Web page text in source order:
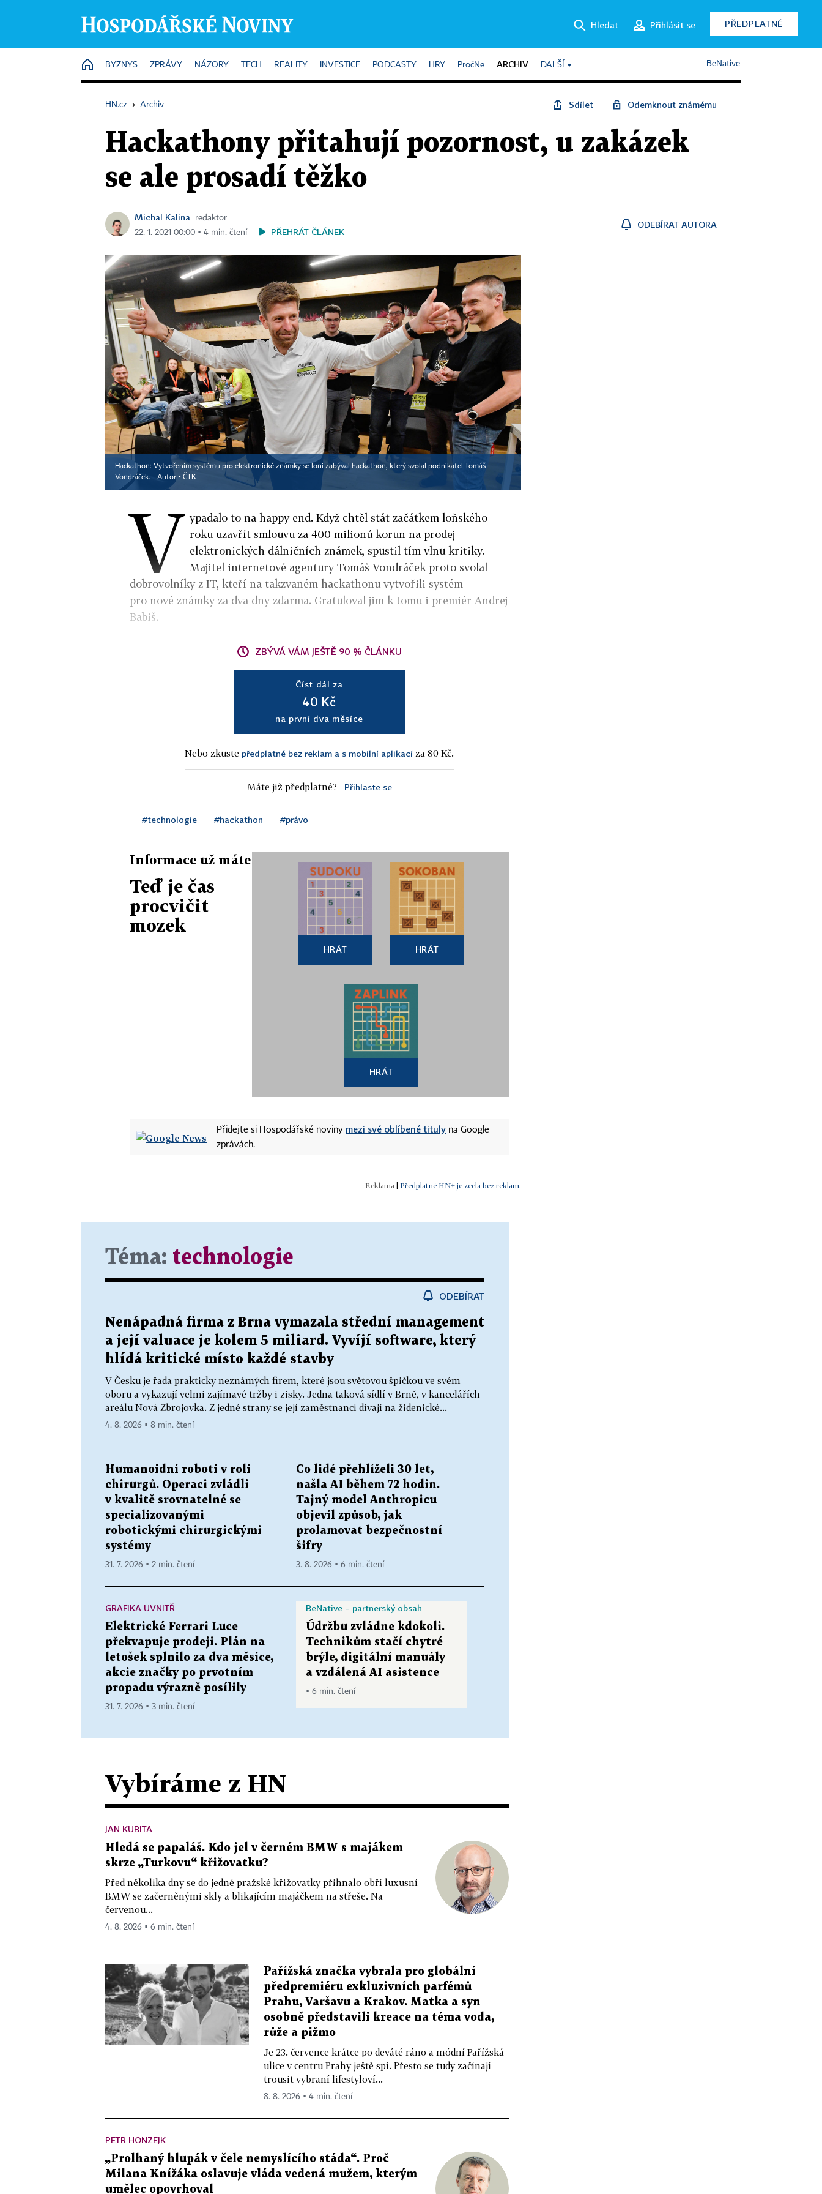
Hledat Přihlásit se PŘEDPLATNÉ
HOME
BYZNYS ZPRÁVY NÁZORY TECH REALITY INVESTICE PODCASTY HRY PročNe ARCHIV DALŠÍ BeNative
HN.cz › Archiv Sdílet Odemknout známému
Hackathony přitahují pozornost, u zakázek
se ale prosadí těžko
Michal Kalina
redaktor
22. 1. 2021 00:00 ▪ 4 min. čtení
PŘEHRÁT ČLÁNEK
ODEBÍRAT AUTORA
Hackathon: Vytvořením systému pro elektronické známky se loni zabýval hackathon, který svolal podnikatel Tomáš
Vondráček.
Autor ▪ ČTK
V ypadalo to na happy end. Když chtěl stát začátkem loňského
roku uzavřít smlouvu za 400 milionů korun na prodej
elektronických dálničních známek, spustil tím vlnu kritiky.
Majitel internetové agentury Tomáš Vondráček proto svolal
dobrovolníky z IT, kteří na takzvaném hackathonu vytvořili systém
pro nové známky za dva dny zdarma. Gratuloval jim k tomu i premiér Andrej
Babiš.
ZBÝVÁ VÁM JEŠTĚ 90 % ČLÁNKU
Číst dál za
40 Kč
na první dva měsíce
Nebo zkuste předplatné bez reklam a s mobilní aplikací za 80 Kč.
Máte již předplatné? Přihlaste se
#technologie #hackathon #právo
Informace už máte
Teď je čas
procvičit
mozek
HRÁT HRÁT
HRÁT
Přidejte si Hospodářské noviny mezi své oblíbené tituly na Google
zprávách.
| Předplatné HN+ je zcela bez reklam.
Téma: technologie
ODEBÍRAT
Nenápadná firma z Brna vymazala střední management
a její valuace je kolem 5 miliard. Vyvíjí software, který
hlídá kritické místo každé stavby
V Česku je řada prakticky neznámých firem, které jsou světovou špičkou ve svém
oboru a vykazují velmi zajímavé tržby i zisky. Jedna taková sídlí v Brně, v kancelářích
areálu Nová Zbrojovka. Z jedné strany se její zaměstnanci dívají na židenické...
4. 8. 2026 ▪ 8 min. čtení
Humanoidní roboti v roli
chirurgů. Operaci zvládli
v kvalitě srovnatelné se
specializovanými
robotickými chirurgickými
systémy
31. 7. 2026 ▪ 2 min. čtení
Co lidé přehlíželi 30 let,
našla AI během 72 hodin.
Tajný model Anthropicu
objevil způsob, jak
prolamovat bezpečnostní
šifry
3. 8. 2026 ▪ 6 min. čtení
GRAFIKA UVNITŘ
Elektrické Ferrari Luce
překvapuje prodeji. Plán na
letošek splnilo za dva měsíce,
akcie značky po prvotním
propadu výrazně posílily
31. 7. 2026 ▪ 3 min. čtení
BeNative – partnerský obsah
Údržbu zvládne kdokoli.
Technikům stačí chytré
brýle, digitální manuály
a vzdálená AI asistence
▪ 6 min. čtení
Vybíráme z HN
JAN KUBITA
Hledá se papaláš. Kdo jel v černém BMW s majákem
skrze „Turkovu“ křižovatku?
Před několika dny se do jedné pražské křižovatky přihnalo obří luxusní
BMW se začerněnými skly a blikajícím majáčkem na střeše. Na
červenou...
4. 8. 2026 ▪ 6 min. čtení
Pařížská značka vybrala pro globální
předpremiéru exkluzivních parfémů
Prahu, Varšavu a Krakov. Matka a syn
osobně představili kreace na téma voda,
růže a pižmo
Je 23. července krátce po deváté ráno a módní Pařížská
ulice v centru Prahy ještě spí. Přesto se tudy začínají
trousit vybraní lifestyloví...
8. 8. 2026 ▪ 4 min. čtení
PETR HONZEJK
„Prolhaný hlupák v čele nemyslícího stáda“. Proč
Milana Knížáka oslavuje vláda vedená mužem, kterým
umělec opovrhoval